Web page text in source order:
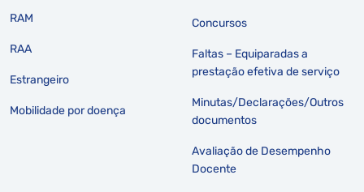
RAM
RAA
Estrangeiro
Mobilidade por doença
Concursos
Faltas – Equiparadas a
prestação efetiva de serviço
Minutas/Declarações/Outros
documentos
Avaliação de Desempenho
Docente